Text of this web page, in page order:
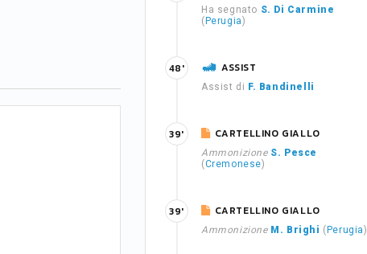
Ha segnato S. Di Carmine
( Perugia)
ASSIST
Assist di F. Bandinelli
48'
CARTELLINO GIALLO
Ammonizione S. Pesce
(Cremonese)
39'
CARTELLINO GIALLO
Ammonizione M. Brighi ( Perugia)
39'